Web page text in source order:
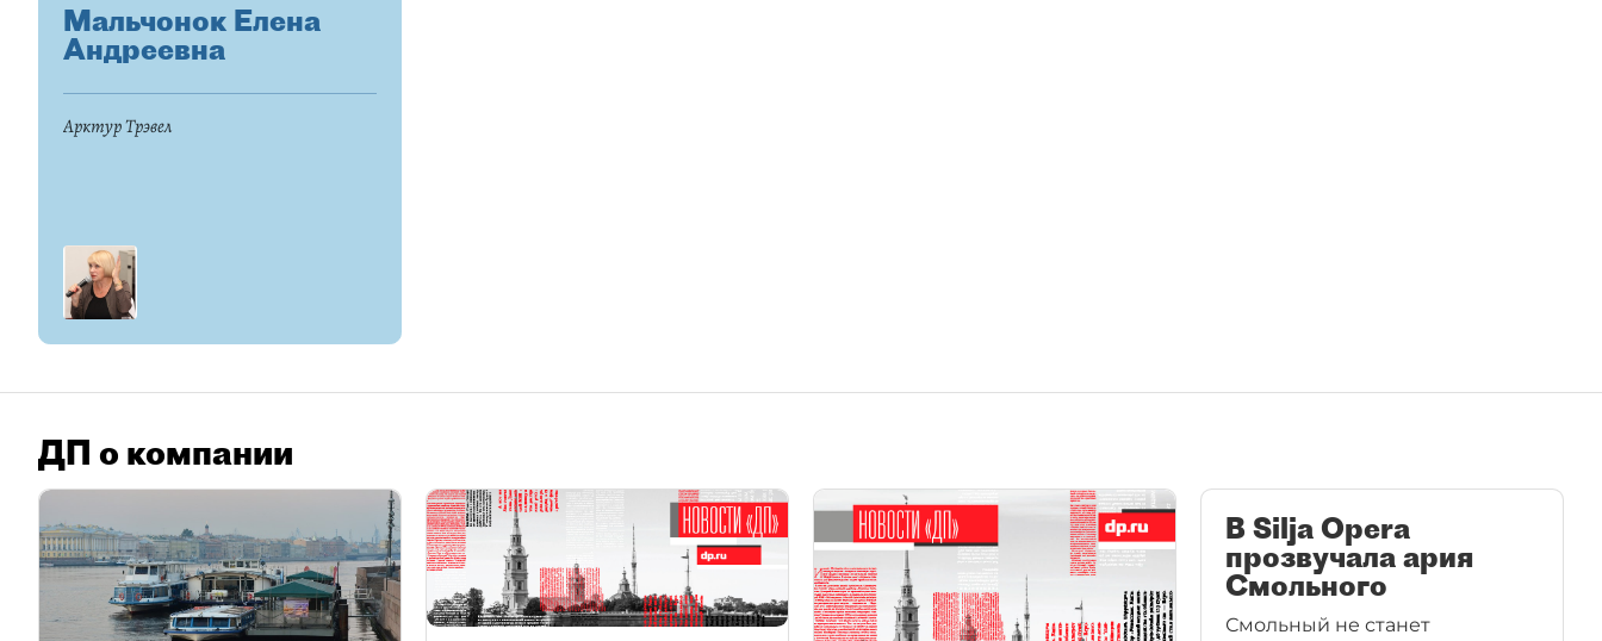
Мальчонок Елена
Андреевна
Арктур Трэвел
ДП о компании
В Silja Opera
прозвучала ария
Смольного
Смольный не станет